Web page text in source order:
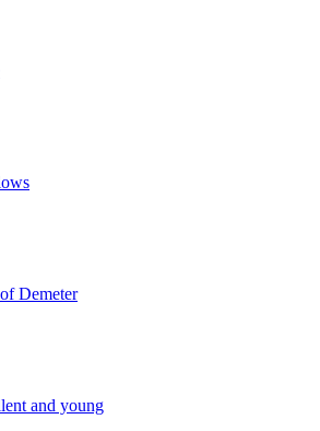
Demeter
and young